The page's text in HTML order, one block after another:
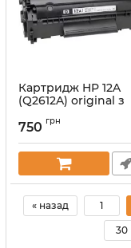
Картридж HP 12A
(Q2612A) original з
Артикул:
750 грн
« назад 1
30